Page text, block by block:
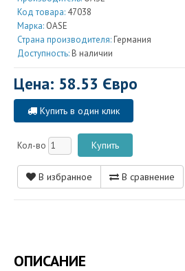
Код товара: 47038
Марка: OASE
Страна производителя: Германия
Доступность: В наличии
Цена: 58.53 Євро
Купить в один клик
Кол-во
В избранное В сравнение
ОПИСАНИЕ